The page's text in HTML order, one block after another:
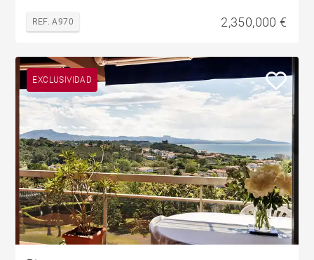
REF. A970 2,350,000 €
EXCLUSIVIDAD